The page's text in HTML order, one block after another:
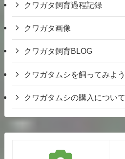
クワガタ飼育過程記録
クワガタ画像
クワガタ飼育BLOG
クワガタムシを飼ってみよう
クワガタムシの購入について